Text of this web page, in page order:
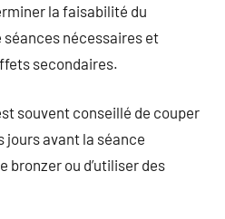
la faisabilité du
nécessaires et
secondaires.
souvent conseillé de couper
jours avant la séance
bronzer ou d’utiliser des